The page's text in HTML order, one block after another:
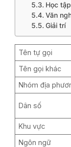
Học tập
Văn
Giải trí
Tên tự gọi
Tên gọi khác
Nhóm địa
Dân số
Khu vực
Ngôn ngữ